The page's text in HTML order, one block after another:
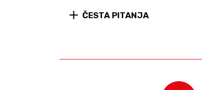
ČESTA PITANJA